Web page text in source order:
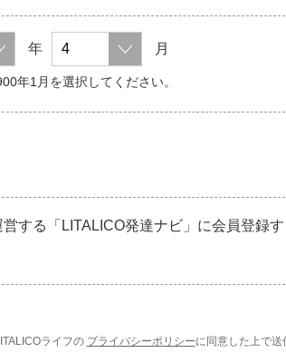
年 月
年1月を選択してください。
する「LITALICO発達ナビ」に会員登録す
ライフの プライバシーポリシーに同意した上で送